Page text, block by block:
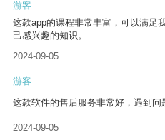
游客
这款app的课程非常丰富，可以满足
己感兴趣的知识。
2024-09-05
游客
这款软件的售后服务非常好，遇到问
2024-09-05